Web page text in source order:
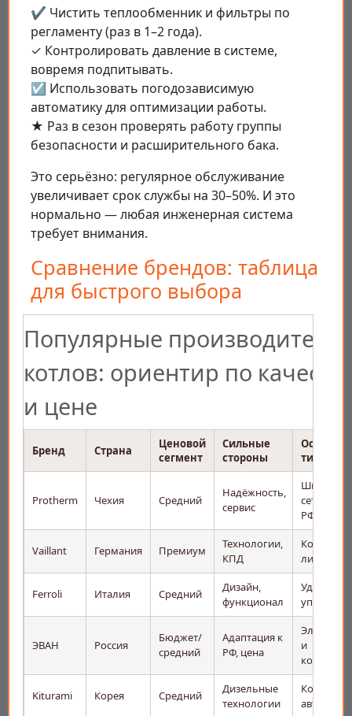
✔️ Чистить теплообменник и фильтры по
регламенту (раз в 1–2 года).
✓ Контролировать давление в системе,
вовремя подпитывать.
☑️ Использовать погодозависимую
автоматику для оптимизации работы.
★ Раз в сезон проверять работу группы
безопасности и расширительного бака.
Это серьёзно: регулярное обслуживание
увеличивает срок службы на 30–50%. И это
нормально — любая инженерная система
требует внимания.
Сравнение брендов: таблица
для быстрого выбора
Популярные производители
котлов: ориентир по
и цене
Бренд Страна
Ценовой
сегмент
Сильные
стороны
ти
Protherm Чехия Средний
Надёжность,
сервис
Широкая
сеть АСЦ в
РФ
Vaillant Германия Премиум
Технологии,
КПД
линейки
Ferroli Италия Средний
Дизайн,
функционал
Удобное
ЭВАН Россия
Бюджет/
средний
Адаптация к
РФ, цена
и
Kiturami Корея Средний
Дизельные
технологии